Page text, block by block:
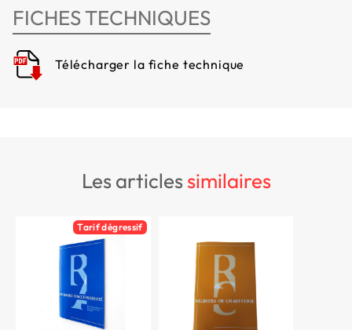
FICHES TECHNIQUES
Télécharger la fiche technique
les articlessimilaires
Tarif dégressif